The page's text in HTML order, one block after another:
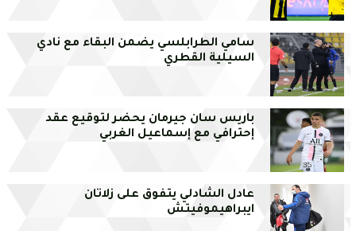
سامي الطرابلسي يضمن البقاء مع نادي
السيلية القطري
باريس سان جيرمان يحضر لتوقيع عقد
إحترافي مع إسماعيل الغربي
عادل الشادلي يتفوق على زلاتان
ايبراهيموفيتش